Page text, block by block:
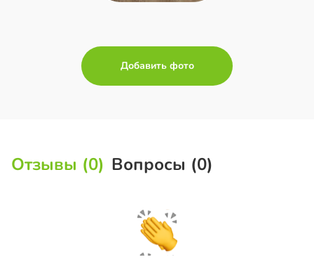
Добавить фото
Отзывы (0) Вопросы (0)